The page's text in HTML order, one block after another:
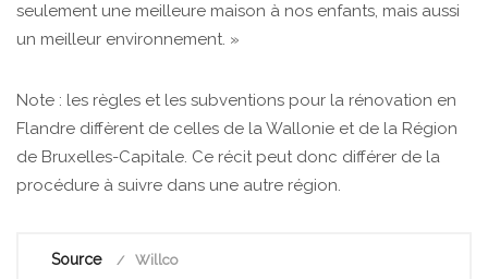
seulement une meilleure maison à nos enfants, mais aussi
un meilleur environnement. »
Note : les règles et les subventions pour la rénovation en
Flandre diffèrent de celles de la Wallonie et de la Région
de Bruxelles-Capitale. Ce récit peut donc différer de la
procédure à suivre dans une autre région.
Source Willco